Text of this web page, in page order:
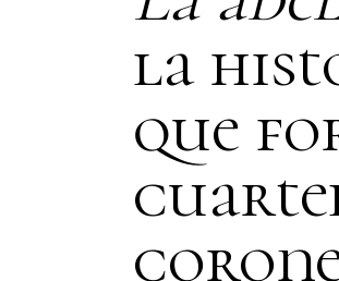
la
que